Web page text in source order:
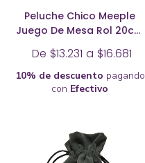
Peluche Chico Meeple
Juego De Mesa Rol 20cm
De $13.231 a $16.681
10% de descuento pagando
con Efectivo